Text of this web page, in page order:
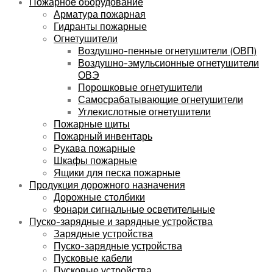
Арматура пожарная
Гидранты пожарные
Огнетушители
Воздушно-пенные огнетушители (ОВП)
Воздушно-эмульсионные огнетушители
ОВЭ
Порошковые огнетушители
Самосрабатывающие огнетушители
Углекислотные огнетушители
Пожарные щиты
Пожарный инвентарь
Рукава пожарные
Шкафы пожарные
Ящики для песка пожарные
Продукция дорожного назначения
Дорожные столбики
Фонари сигнальные осветительные
Пуско-зарядные и зарядные устройства
Зарядные устройства
Пуско-зарядные устройства
Пусковые кабели